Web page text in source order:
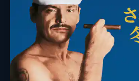
原作
製作